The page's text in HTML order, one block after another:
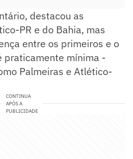
destacou as
PR e do Bahia, mas
entre os primeiros e o
praticamente mínima -
Palmeiras e Atlético-
CONTINUA
APÓS A
PUBLICIDADE